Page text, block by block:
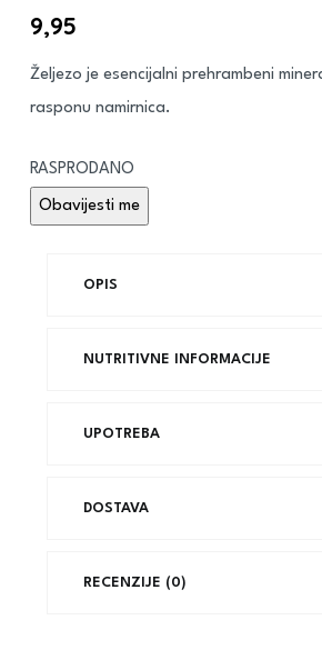
9,95
Željezo je esencijalni prehrambeni
rasponu namirnica.
RASPRODANO
OPIS
NUTRITIVNE INFORMACIJE
UPOTREBA
DOSTAVA
RECENZIJE (0)